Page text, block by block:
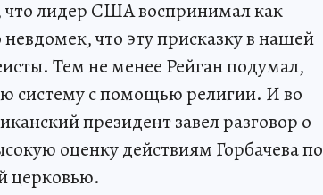
что лидер США воспринимал как
что эту присказку в нашей
Тем не менее Рейган подумал,
систему с помощью религии. И во
президент завел разговор о
оценку действиям Горбачева по
церковью.